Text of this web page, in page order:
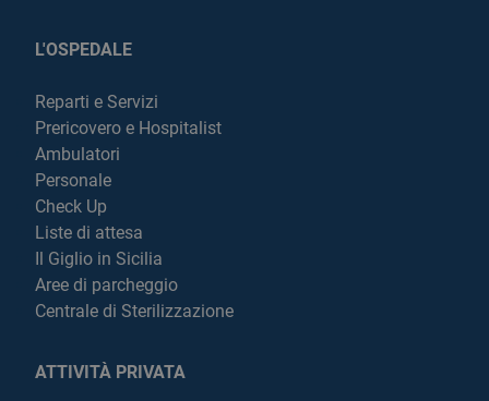
L'OSPEDALE
Reparti e Servizi
Prericovero e Hospitalist
Ambulatori
Personale
Check Up
Liste di attesa
Il Giglio in Sicilia
Aree di parcheggio
Centrale di Sterilizzazione
ATTIVITÀ PRIVATA